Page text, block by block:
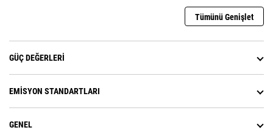
Tümünü Genişlet
GÜÇ DEĞERLERI
EMISYON STANDARTLARI
GENEL